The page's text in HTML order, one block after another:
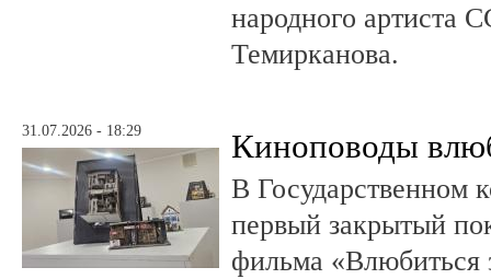
народного артиста
Темирканова.
31.07.2026 - 18:29 Киноповоды
В Государственном
первый закрытый
фильма «Влюбиться